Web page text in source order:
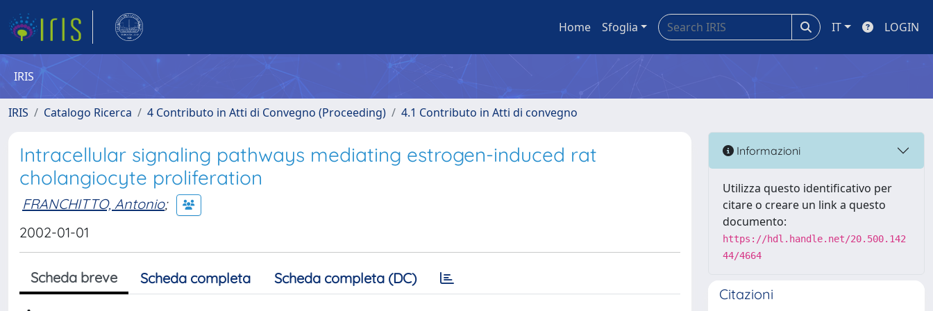
Home Sfoglia IT LOGIN
IRIS
IRIS Catalogo Ricerca 4 Contributo in Atti di Convegno (Proceeding) 4.1 Contributo in Atti di convegno
Intracellular signaling pathways mediating estrogen-induced rat
cholangiocyte proliferation
FRANCHITTO, Antonio;
2002-01-01
Scheda breve Scheda completa Scheda completa (DC)
Informazioni
Utilizza questo identificativo per
citare o creare un link a questo
documento:
https://hdl.handle.net/20.500.142
44/4664
Citazioni